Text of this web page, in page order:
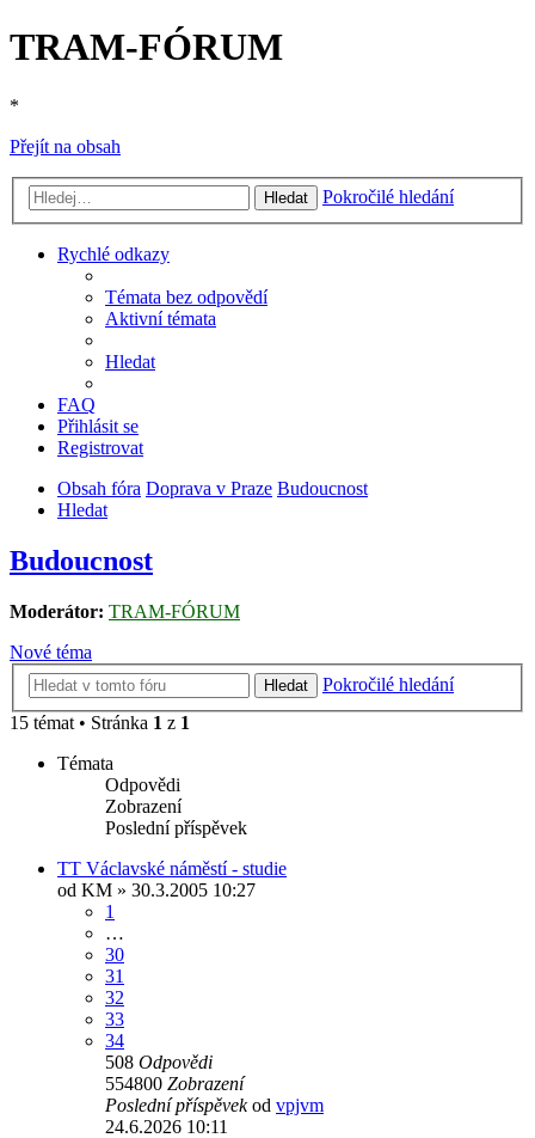
TRAM-FÓRUM
*
Přejít na obsah
Hledat Pokročilé hledání
Rychlé odkazy
Témata bez odpovědí
Aktivní témata
Hledat
FAQ
Přihlásit se
Registrovat
Obsah fóra Doprava v Praze Budoucnost
Hledat
Budoucnost
Moderátor: TRAM-FÓRUM
Nové téma
Hledat
Pokročilé hledání
15 témat • Stránka 1 z 1
Témata
Odpovědi
Zobrazení
Poslední příspěvek
TT Václavské náměstí - studie
od KM » 30.3.2005 10:27
1
…
30
31
32
33
34
508 Odpovědi
554800 Zobrazení
Poslední příspěvekod vpjvm
24.6.2026 10:11